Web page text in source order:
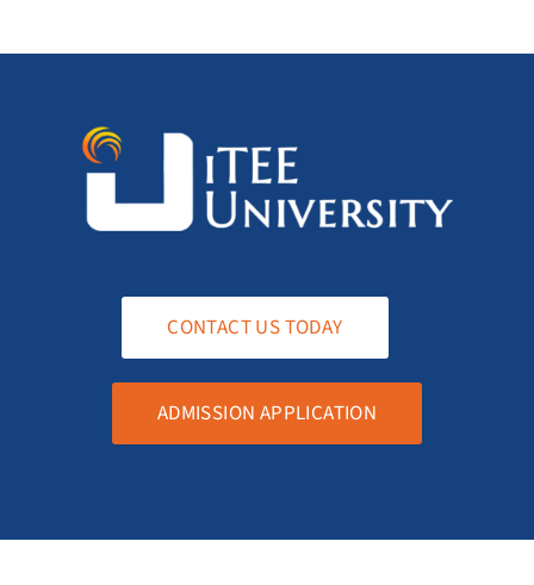
CONTACT US TODAY
ADMISSION APPLICATION